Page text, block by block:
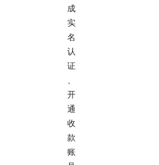
成
实
名
认
证
开
通
收
款
账